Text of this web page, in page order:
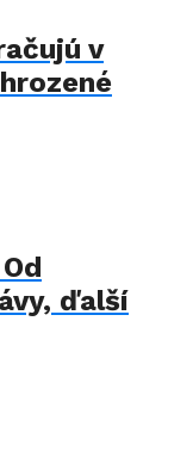
v
ďalší